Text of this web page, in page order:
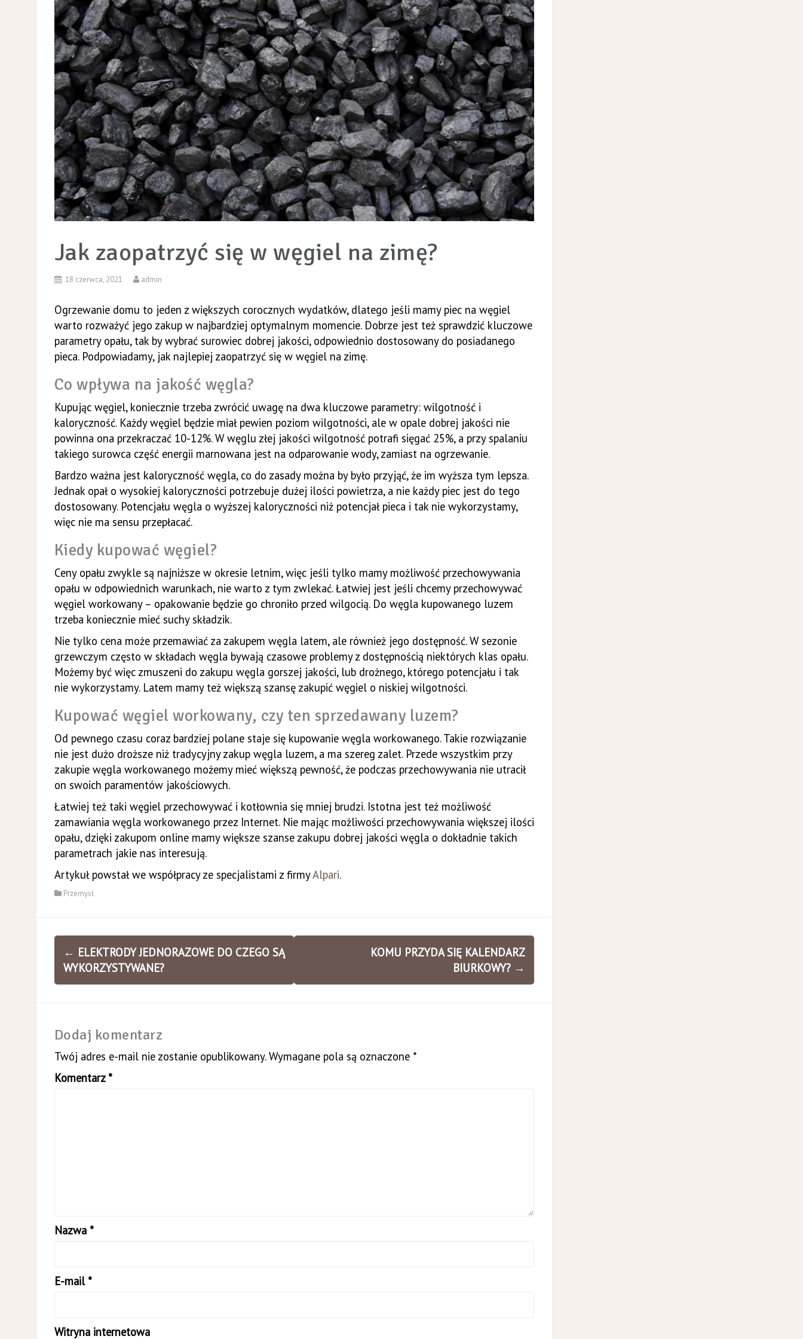
Jak zaopatrzyć się w węgiel na zimę?
18 czerwca, 2021 admin
Ogrzewanie domu to jeden z większych corocznych wydatków, dlatego jeśli mamy piec na węgiel
warto rozważyć jego zakup w najbardziej optymalnym momencie. Dobrze jest też sprawdzić kluczowe
parametry opału, tak by wybrać surowiec dobrej jakości, odpowiednio dostosowany do posiadanego
pieca. Podpowiadamy, jak najlepiej zaopatrzyć się w węgiel na zimę.
Co wpływa na jakość węgla?
Kupując węgiel, koniecznie trzeba zwrócić uwagę na dwa kluczowe parametry: wilgotność i
kaloryczność. Każdy węgiel będzie miał pewien poziom wilgotności, ale w opale dobrej jakości nie
powinna ona przekraczać 10-12%. W węglu złej jakości wilgotność potrafi sięgać 25%, a przy spalaniu
takiego surowca część energii marnowana jest na odparowanie wody, zamiast na ogrzewanie.
Bardzo ważna jest kaloryczność węgla, co do zasady można by było przyjąć, że im wyższa tym lepsza.
Jednak opał o wysokiej kaloryczności potrzebuje dużej ilości powietrza, a nie każdy piec jest do tego
dostosowany. Potencjału węgla o wyższej kaloryczności niż potencjał pieca i tak nie wykorzystamy,
więc nie ma sensu przepłacać.
Kiedy kupować węgiel?
Ceny opału zwykle są najniższe w okresie letnim, więc jeśli tylko mamy możliwość przechowywania
opału w odpowiednich warunkach, nie warto z tym zwlekać. Łatwiej jest jeśli chcemy przechowywać
węgiel workowany – opakowanie będzie go chroniło przed wilgocią. Do węgla kupowanego luzem
trzeba koniecznie mieć suchy składzik.
Nie tylko cena może przemawiać za zakupem węgla latem, ale również jego dostępność. W sezonie
grzewczym często w składach węgla bywają czasowe problemy z dostępnością niektórych klas opału.
Możemy być więc zmuszeni do zakupu węgla gorszej jakości, lub drożnego, którego potencjału i tak
nie wykorzystamy. Latem mamy też większą szansę zakupić węgiel o niskiej wilgotności.
Kupować węgiel workowany, czy ten sprzedawany luzem?
Od pewnego czasu coraz bardziej polane staje się kupowanie węgla workowanego. Takie rozwiązanie
nie jest dużo droższe niż tradycyjny zakup węgla luzem, a ma szereg zalet. Przede wszystkim przy
zakupie węgla workowanego możemy mieć większą pewność, że podczas przechowywania nie utracił
on swoich paramentów jakościowych.
Łatwiej też taki węgiel przechowywać i kotłownia się mniej brudzi. Istotna jest też możliwość
zamawiania węgla workowanego przez Internet. Nie mając możliwości przechowywania większej ilości
opału, dzięki zakupom online mamy większe szanse zakupu dobrej jakości węgla o dokładnie takich
parametrach jakie nas interesują.
Artykuł powstał we współpracy ze specjalistami z firmyAlpari.
Przemysł
Zobacz
wpisy
← ELEKTRODY JEDNORAZOWE DO CZEGO SĄ
WYKORZYSTYWANE?
KOMU PRZYDA SIĘ KALENDARZ
BIURKOWY? →
Dodaj komentarz
Twój adres e-mail nie zostanie opublikowany. Wymagane pola są oznaczone *
Komentarz *
Nazwa *
E-mail *
Witryna internetowa